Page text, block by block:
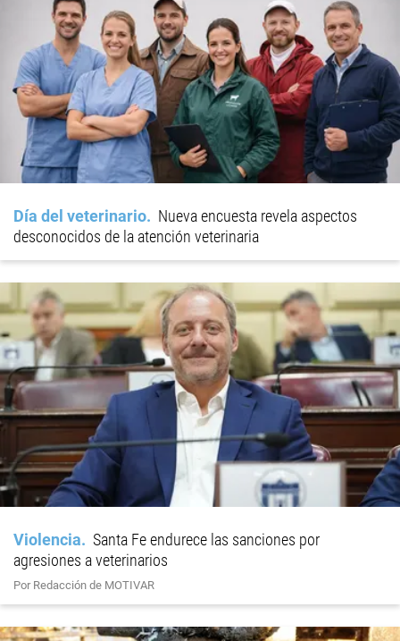
Día del veterinario
Nueva encuesta revela aspectos
desconocidos de la atención veterinaria
Violencia
Santa Fe endurece las sanciones por
agresiones a veterinarios
Por Redacción de MOTIVAR